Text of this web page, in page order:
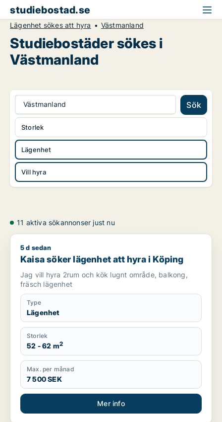
studiebostad.se
Lägenhet sökes att hyra Västmanland
Studiebostäder sökes i
Västmanland
Västmanland Sök
Lägenhet
Vill hyra
Storlek
11 aktiva sökannonser just nu
Kaisa söker lägenhet att hyra i Köping
5 d sedan
Kaisa söker lägenhet att hyra i Köping
Jag vill hyra 2rum och kök lugnt område, balkong,
fräsch lägenhet
Type
Lägenhet
Storlek
52 - 62 m2
Max. per månad
7 500 SEK
Mer info